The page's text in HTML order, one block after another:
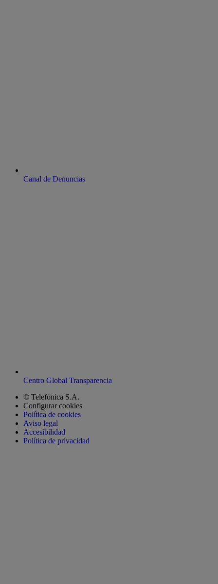
Canal de Denuncias
Centro Global Transparencia
© Telefónica S.A.
Configurar cookies
Política de cookies
Aviso legal
Accesibilidad
Política de privacidad